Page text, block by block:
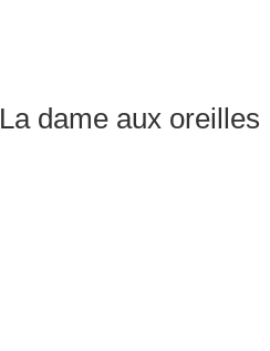
La dame aux oreilles